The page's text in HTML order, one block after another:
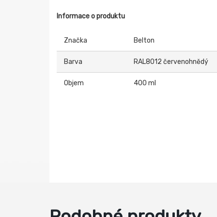
Informace o produktu
Značka Belton
Barva RAL8012 červenohnědý
Objem 400 ml